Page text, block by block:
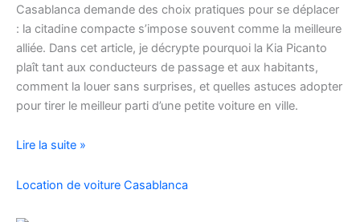
Casablanca demande des choix pratiques pour se déplacer
: la citadine compacte s’impose souvent comme la meilleure
alliée. Dans cet article, je décrypte pourquoi la Kia Picanto
plaît tant aux conducteurs de passage et aux habitants,
comment la louer sans surprises, et quelles astuces adopter
pour tirer le meilleur parti d’une petite voiture en ville.
louez
:
Lire la suite »
Location de voiture Casablanca